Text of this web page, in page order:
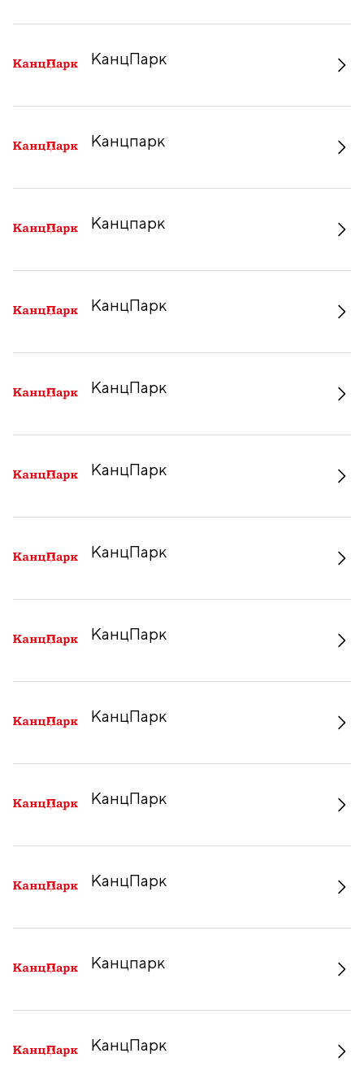
КанцПарк
Канцпарк
Канцпарк
КанцПарк
КанцПарк
КанцПарк
КанцПарк
КанцПарк
КанцПарк
КанцПарк
КанцПарк
Канцпарк
КанцПарк